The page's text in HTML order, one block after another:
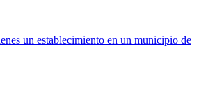
un establecimiento en un municipio de